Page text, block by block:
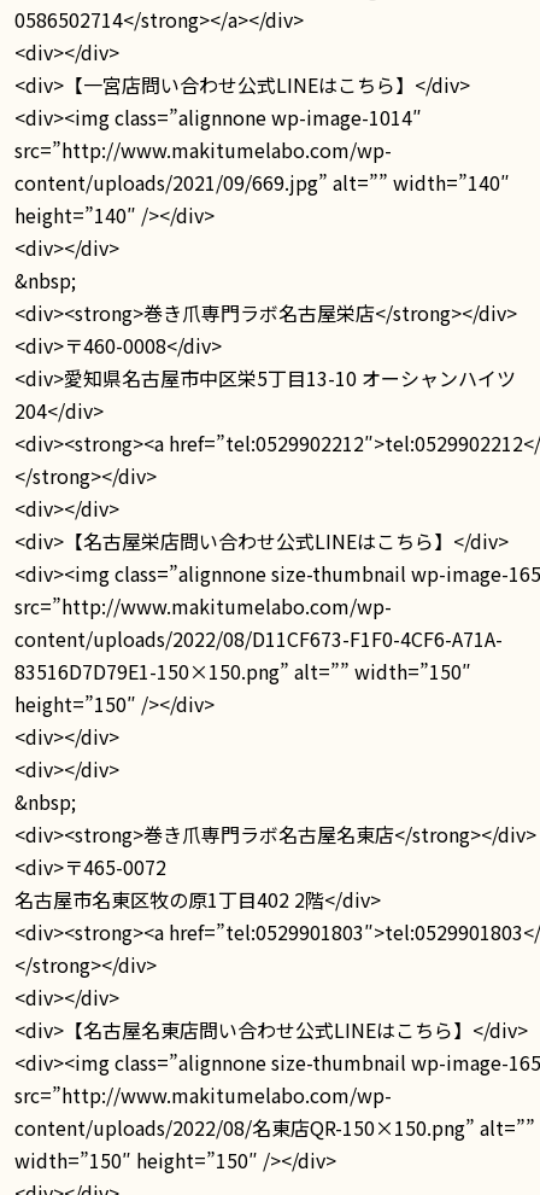
0586502714</strong></a></div>
<div></div>
<div>【一宮店問い合わせ公式LINEはこちら】</div>
<div><img class=”alignnone wp-image-1014″
src=”http://www.makitumelabo.com/wp-
content/uploads/2021/09/669.jpg” alt=”” width=”140″
height=”140″ /></div>
<div></div>
&nbsp;
<div><strong>巻き爪専門ラボ名古屋栄店</strong></div>
<div>〒460-0008</div>
<div>愛知県名古屋市中区栄5丁目13-10 オーシャンハイツ
204</div>
<div><strong><a
</strong></div>
<div></div>
<div>【名古屋栄店問い合わせ公式LINEはこちら】</div>
<div><img class=”alignnone size-thumbnail wp-image-
src=”http://www.makitumelabo.com/wp-
content/uploads/2022/08/D11CF673-F1F0-4CF6-A71A-
83516D7D79E1-150×150.png” alt=”” width=”150″
height=”150″ /></div>
<div></div>
<div></div>
&nbsp;
<div><strong>巻き爪専門ラボ名古屋名東店</strong></div>
<div>〒465-0072
名古屋市名東区牧の原1丁目402 2階</div>
<div><strong><a
</strong></div>
<div></div>
<div>【名古屋名東店問い合わせ公式LINEはこちら】</div>
<div><img class=”alignnone size-thumbnail wp-image-
src=”http://www.makitumelabo.com/wp-
content/uploads/2022/08/名東店QR-150×150.png” alt=””
width=”150″ height=”150″ /></div>